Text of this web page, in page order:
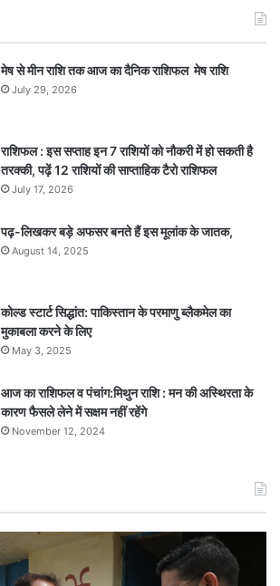
मेष से मीन राशि तक आज का दैनिक राशिफल मेष राशि
July 29, 2026
राशिफल : इस सप्ताह इन 7 राशियों को नौकरी में हो सकती है
तरक्की, पढ़ें 12 राशियों की साप्ताहिक टैरो राशिफल
July 17, 2026
पढ़-लिखकर बड़े अफसर बनते हैं इस मूलांक के जातक,
August 14, 2025
कोल्ड स्टार्ट सिद्धांत: पाकिस्तान के परमाणु ब्लैकमेल का
मुकाबला करने के लिए
May 3, 2025
आज का राशिफल व पंचांग:मिथुन राशि : मन की अस्थिरता के
कारण फैसले लेने में सक्षम नहीं रहेंगे
November 12, 2024